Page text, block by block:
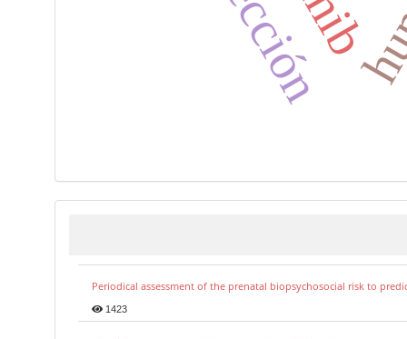
Periodical assessment of the prenatal biopsychosocial risk to
1423